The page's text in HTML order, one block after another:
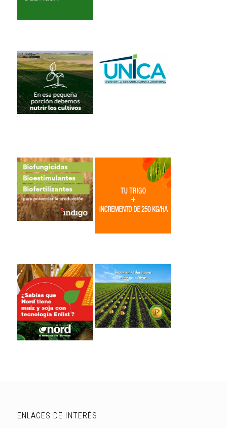
ENLACES DE INTERÉS